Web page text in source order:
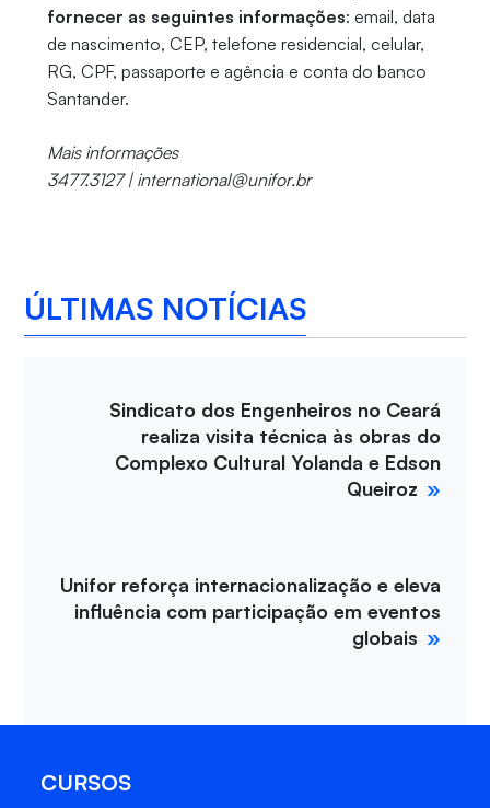
fornecer as seguintes informações: email, data
de nascimento, CEP, telefone residencial, celular,
RG, CPF, passaporte e agência e conta do banco
Santander.
Mais informações
3477.3127 | international@unifor.br
ÚLTIMAS NOTÍCIAS
Sindicato dos Engenheiros no Ceará
realiza visita técnica às obras do
Complexo Cultural Yolanda e Edson
Queiroz
Unifor reforça internacionalização e eleva
influência com participação em eventos
globais
CURSOS